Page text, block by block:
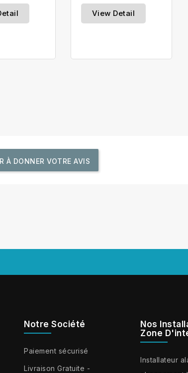
View Detail
À DONNER VOTRE AVIS
Notre Société
Paiement sécurisé
Livraison Gratuite -
Nos
Zone
Installateur